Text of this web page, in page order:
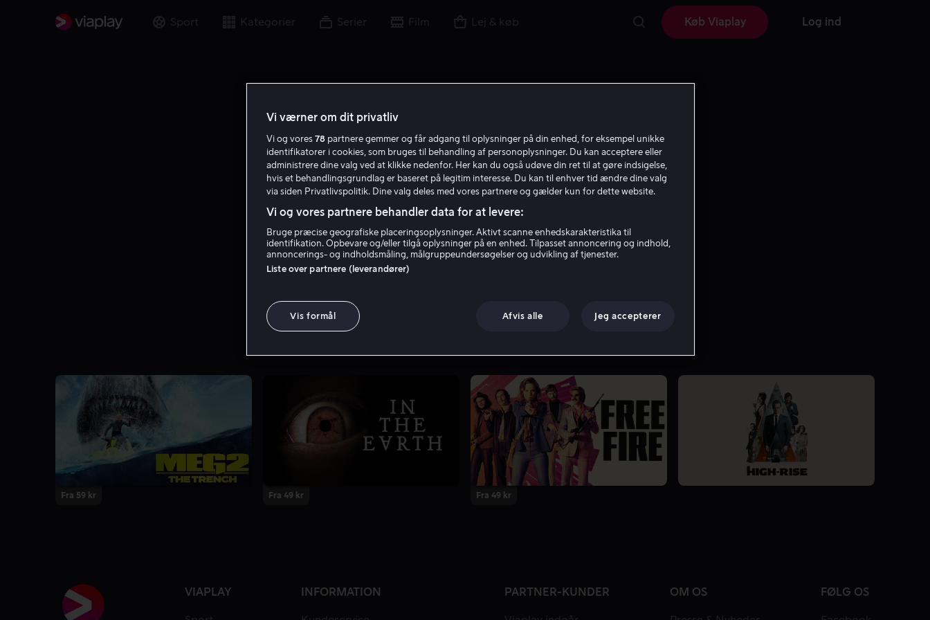
Sport Kategorier Serier Film Lej & køb Køb Viaplay Log ind
Ben Wheatley
Fra 59 kr Fra 49 kr Fra 49 kr
VIAPLAY INFORMATION PARTNER-KUNDER OM OS FØLG OS
Vi værner om dit privatliv
Vi og vores 78 partnere gemmer og får adgang til oplysninger på din enhed, for eksempel unikke
identifikatorer i cookies, som bruges til behandling af personoplysninger. Du kan acceptere eller
administrere dine valg ved at klikke nedenfor. Her kan du også udøve din ret til at gøre indsigelse,
hvis et behandlingsgrundlag er baseret på legitim interesse. Du kan til enhver tid ændre dine valg
via siden Privatlivspolitik. Dine valg deles med vores partnere og gælder kun for dette website.
Vi og vores partnere behandler data for at levere:
Bruge præcise geografiske placeringsoplysninger. Aktivt scanne enhedskarakteristika til
identifikation. Opbevare og/eller tilgå oplysninger på en enhed. Tilpasset annoncering og indhold,
annoncerings- og indholdsmåling, målgruppeundersøgelser og udvikling af tjenester.
Liste over partnere (leverandører)
Vis formål Afvis alle Jeg accepterer